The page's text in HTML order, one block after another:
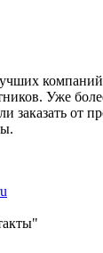
компаний
Уже
заказать от